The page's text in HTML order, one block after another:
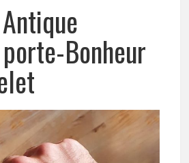
Bonheur